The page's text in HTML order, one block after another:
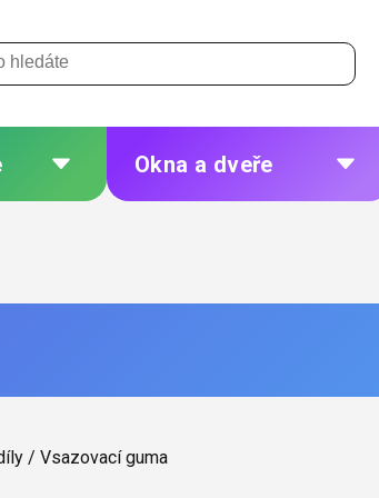
Okna a dveře
Dřevěná okna a dveře
/ Vsazovací guma